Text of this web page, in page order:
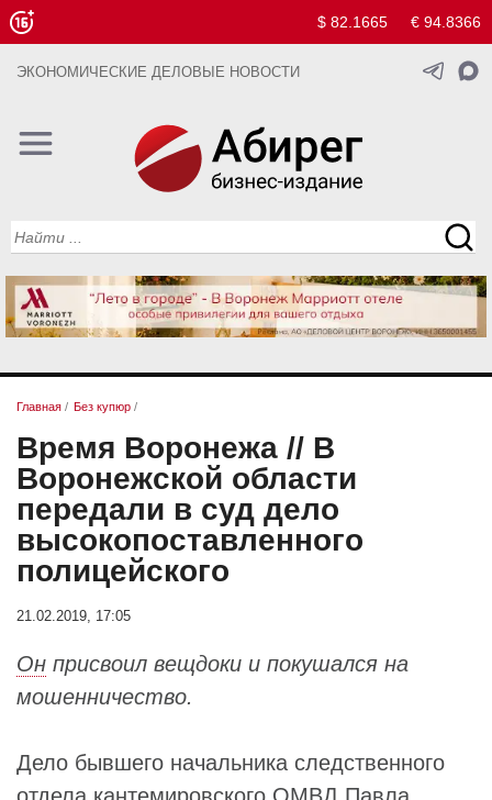
$ 82.1665 € 94.8366
ЭКОНОМИЧЕСКИЕ ДЕЛОВЫЕ НОВОСТИ
Главная / Без купюр /
Время Воронежа // В
Воронежской области
передали в суд дело
высокопоставленного
полицейского
21.02.2019, 17:05
Он присвоил вещдоки и покушался на
мошенничество.
Дело бывшего начальника следственного